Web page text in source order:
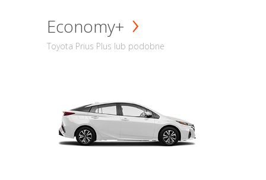
Economy+
Toyota Prius Plus lub podobne